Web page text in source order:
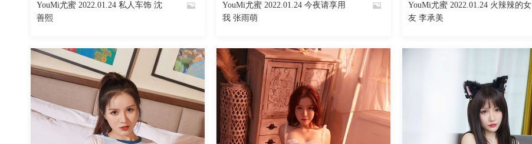
By
YouMi尤蜜 2022.01.24 私人车饰 沈
善熙
By
YouMi尤蜜 2022.01.24 今夜请享用
我 张雨萌
By
YouMi尤蜜 2022.01.24 火辣辣的女
友 李承美